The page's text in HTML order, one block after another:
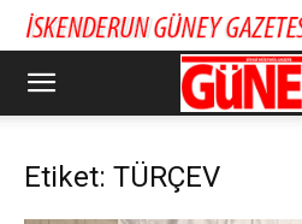
Etiket: TÜRÇEV